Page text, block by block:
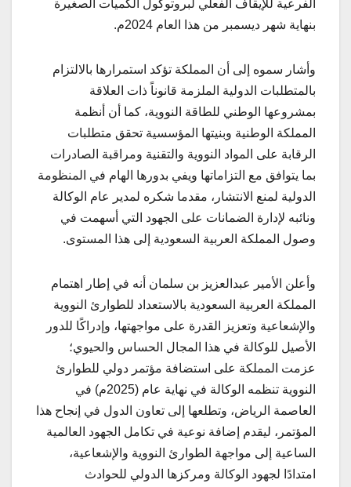
الفرعية للإيقاف الفعلي لبروتوكول الكميات الصغيرة
بنهاية شهر ديسمبر من هذا العام 2024م.
وأشار سموه إلى أن المملكة تؤكد استمرارها بالالتزام
بالمتطلبات الدولية الملزمة قانوناً ذات العلاقة
بمشروعها الوطني للطاقة النووية، كما أن أنظمة
المملكة الوطنية وبنيتها المؤسسية تحقق متطلبات
الرقابة على المواد النووية والتقنية ومراقبة الصادرات
بما يتوافق مع التزاماتها ويفي بدورها الهام في المنظومة
الدولية لمنع الانتشار، مقدما شكره لمدير عام الوكالة
ونائبه لإدارة الضمانات على الجهود التي أسهمت في
وصول المملكة العربية السعودية إلى هذا المستوى.
وأعلن الأمير عبدالعزيز بن سلمان أنه في إطار اهتمام
المملكة العربية السعودية بالاستعداد للطوارئ النووية
والإشعاعية وتعزيز القدرة على مواجهتها، وإدراكًا للدور
الأصيل للوكالة في هذا المجال الحساس والحيوي؛
عزمت المملكة على استضافة مؤتمر دولي للطوارئ
النووية تنظمه الوكالة في نهاية عام (2025م) في
العاصمة الرياض، وتطلعها إلى تعاون الدول في إنجاح هذا
المؤتمر، ليقدم إضافة نوعية في تكامل الجهود العالمية
الساعية إلى مواجهة الطوارئ النووية والإشعاعية،
امتدادًا لجهود الوكالة ومركزها الدولي للحوادث